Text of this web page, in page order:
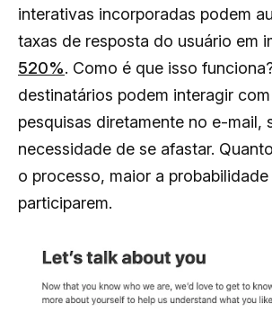
interativas incorporadas podem
taxas de resposta do usuário em
520%. Como é que isso
destinatários podem interagir
pesquisas diretamente no e-mail,
necessidade de se afastar.
o processo, maior a
participarem.